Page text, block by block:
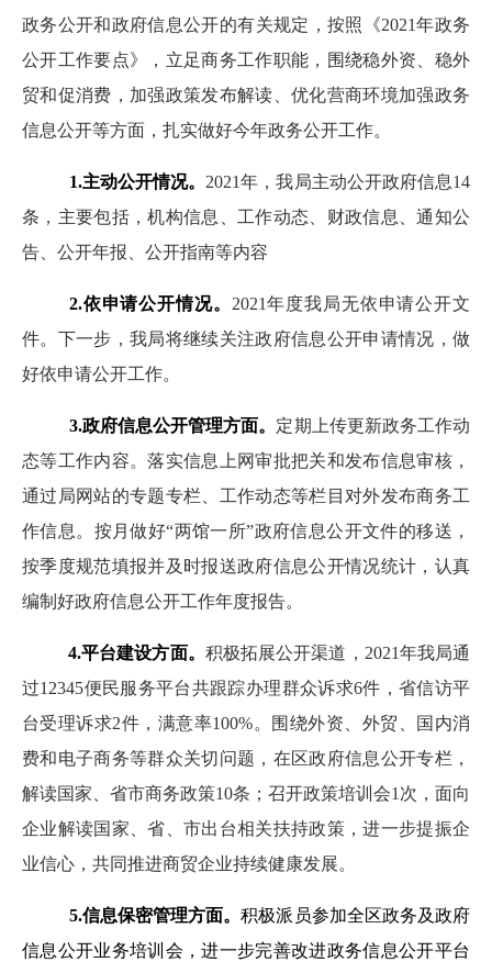
政务公开和政府信息公开的有关规定，按照《2021年政务
公开工作要点》，立足商务工作职能，围绕稳外资、稳外
贸和促消费，加强政策发布解读、优化营商环境加强政务
信息公开等方面，扎实做好今年政务公开工作。
1.主动公开情况。 2021年，我局主动公开政府信息14
条，主要包括，机构信息、工作动态、财政信息、通知公
告、公开年报、公开指南等内容
2.依申请公开情况。 2021年度我局无依申请公开文
件。下一步，我局将继续关注政府信息公开申请情况，做
好依申请公开工作。
3.政府信息公开管理方面。 定期上传更新政务工作动
态等工作内容。落实信息上网审批把关和发布信息审核，
通过局网站的专题专栏、工作动态等栏目对外发布商务工
作信息。按月做好“两馆一所”政府信息公开文件的移送，
按季度规范填报并及时报送政府信息公开情况统计，认真
编制好政府信息公开工作年度报告。
4.平台建设方面。 积极拓展公开渠道， 2021年我局通
过12345便民服务平台共跟踪办理群众诉求6件，省信访平
台受理诉求2件，满意率100%。围绕外资、外贸、国内消
费和电子商务等群众关切问题，在区政府信息公开专栏，
解读国家、省市商务政策10条；召开政策培训会1次，面向
企业解读国家、省、市出台相关扶持政策，进一步提振企
业信心，共同推进商贸企业持续健康发展。
5.信息保密管理方面。积极派员参加全区政务及政府
信息公开业务培训会，进一步完善改进政务信息公开平台